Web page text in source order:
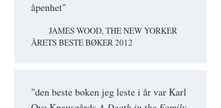
åpenhet"
JAMES WOOD, THE NEW YORKER
ÅRETS BESTE BØKER 2012
"den beste boken jeg leste i år var Karl